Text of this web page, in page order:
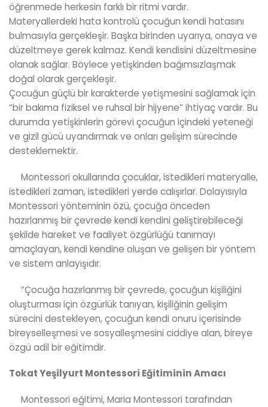
öğrenmede herkesin farklı bir ritmi vardır.
Materyallerdeki hata kontrolü çocuğun kendi hatasını
bulmasıyla gerçekleşir. Başka birinden uyarıya, onaya ve
düzeltmeye gerek kalmaz. Kendi kendisini düzeltmesine
olanak sağlar. Böylece yetişkinden bağımsızlaşmak
doğal olarak gerçekleşir.
Çocuğun güçlü bir karakterde yetişmesini sağlamak için
“bir bakıma fiziksel ve ruhsal bir hijyene” ihtiyaç vardır. Bu
durumda yetişkinlerin görevi çocuğun içindeki yeteneği
ve gizil gücü uyandırmak ve onları gelişim sürecinde
desteklemektir.
Montessori okullarında çocuklar, istedikleri materyalle,
istedikleri zaman, istedikleri yerde calışırlar. Dolayısıyla
Montessori yönteminin özü, çocuğa önceden
hazırlanmış bir çevrede kendi kendini geliştirebileceği
şekilde hareket ve faaliyet özgürlüğü tanımayı
amaçlayan, kendi kendine oluşan ve gelişen bir yöntem
ve sistem anlayışıdır.
“Çocuğa hazırlanmış bir çevrede, çocuğun kişiliğini
oluşturması için özgürlük tanıyan, kişiliğinin gelişim
sürecini destekleyen, çocuğun kendi onuru içerisinde
bireyselleşmesi ve sosyalleşmesini ciddiye alan, bireye
özgü adil bir eğitimdir.
Tokat Yeşilyurt Montessori Eğitiminin Amacı
Montessori eğitimi, Maria Montessori tarafından